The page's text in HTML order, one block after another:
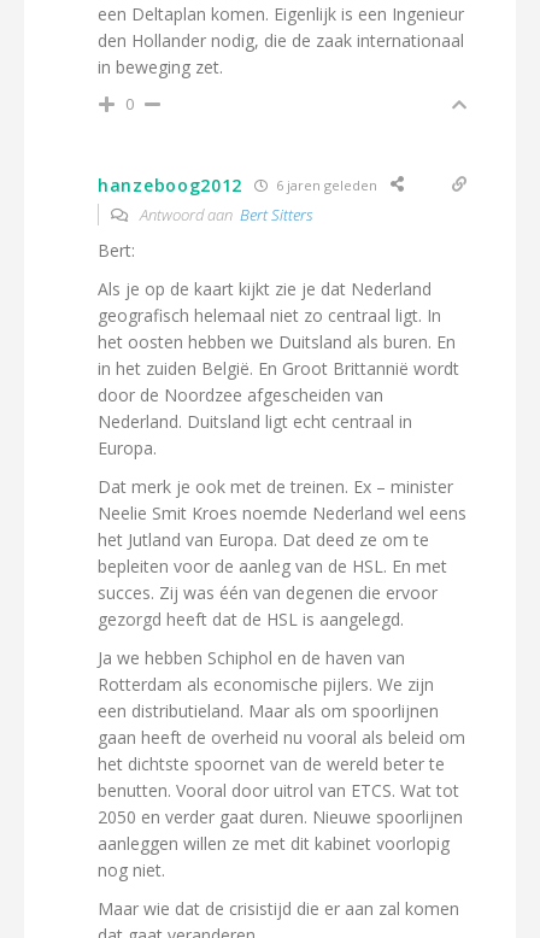
een Deltaplan komen. Eigenlijk is een Ingenieur
den Hollander nodig, die de zaak internationaal
in beweging zet.
0
hanzeboog2012 6 jaren geleden
Antwoord aan Bert Sitters
Bert:
Als je op de kaart kijkt zie je dat Nederland
geografisch helemaal niet zo centraal ligt. In
het oosten hebben we Duitsland als buren. En
in het zuiden België. En Groot Brittannië wordt
door de Noordzee afgescheiden van
Nederland. Duitsland ligt echt centraal in
Europa.
Dat merk je ook met de treinen. Ex – minister
Neelie Smit Kroes noemde Nederland wel eens
het Jutland van Europa. Dat deed ze om te
bepleiten voor de aanleg van de HSL. En met
succes. Zij was één van degenen die ervoor
gezorgd heeft dat de HSL is aangelegd.
Ja we hebben Schiphol en de haven van
Rotterdam als economische pijlers. We zijn
een distributieland. Maar als om spoorlijnen
gaan heeft de overheid nu vooral als beleid om
het dichtste spoornet van de wereld beter te
benutten. Vooral door uitrol van ETCS. Wat tot
2050 en verder gaat duren. Nieuwe spoorlijnen
aanleggen willen ze met dit kabinet voorlopig
nog niet.
Maar wie dat de crisistijd die er aan zal komen